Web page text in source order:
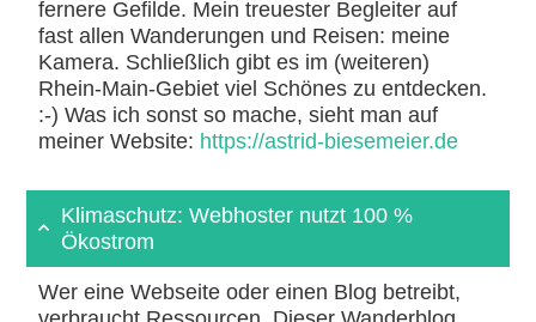
fernere Gefilde. Mein treuester Begleiter auf
fast allen Wanderungen und Reisen: meine
Kamera. Schließlich gibt es im (weiteren)
Rhein-Main-Gebiet viel Schönes zu entdecken.
:-) Was ich sonst so mache, sieht man auf
meiner Website: https://astrid-biesemeier.de
Klimaschutz: Webhoster nutzt 100 %
Ökostrom
Wer eine Webseite oder einen Blog betreibt,